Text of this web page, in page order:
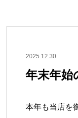
2025.12.30
年末年始
本年も当店を